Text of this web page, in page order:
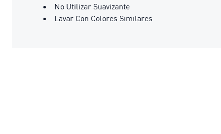
No Utilizar Suavizante
Lavar Con Colores Similares